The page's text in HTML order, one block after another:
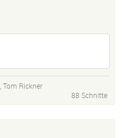
,Tom Rickner
88 Schnitte